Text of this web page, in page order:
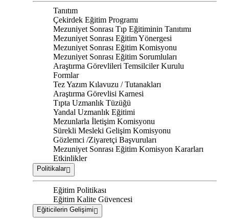
Tanıtım
Çekirdek Eğitim Programı
Mezuniyet Sonrası Tıp Eğitiminin Tanıtımı
Mezuniyet Sonrası Eğitim Yönergesi
Mezuniyet Sonrası Eğitim Komisyonu
Mezuniyet Sonrası Eğitim Sorumluları
Araştırma Görevlileri Temsilciler Kurulu
Formlar
Tez Yazım Kılavuzu / Tutanakları
Araştırma Görevlisi Karnesi
Tıpta Uzmanlık Tüzüğü
Yandal Uzmanlık Eğitimi
Mezunlarla İletişim Komisyonu
Sürekli Mesleki Gelişim Komisyonu
Gözlemci /Ziyaretçi Başvuruları
Mezuniyet Sonrası Eğitim Komisyon Kararları
Etkinlikler
Politikalar
Eğitim Politikası
Eğitim Kalite Güvencesi
Eğiticilerin Gelişimi